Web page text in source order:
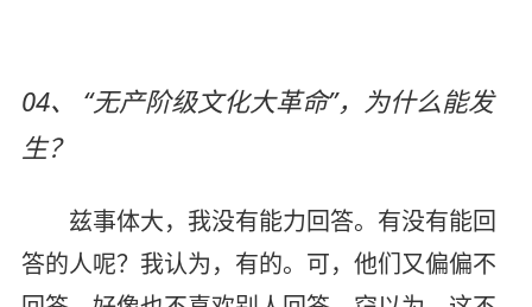
04、 “无产阶级文化大革命”，为什么能发
生？
兹事体大，我没有能力回答。有没有能回
答的人呢？我认为，有的。可，他们又偏偏不